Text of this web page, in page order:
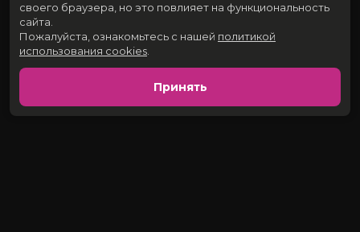
своего браузера, но это повлияет на функциональность
сайта.
Пожалуйста, ознакомьтесь с нашей политикой
использования cookies
Принять